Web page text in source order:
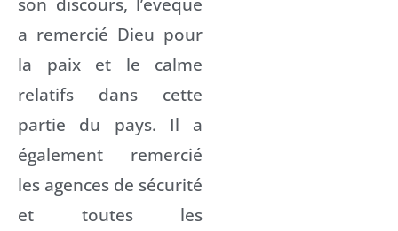
a remercié Dieu pour
la paix et le calme
relatifs dans cette
partie du pays. Il a
également remercié
les agences de sécurité
et toutes les